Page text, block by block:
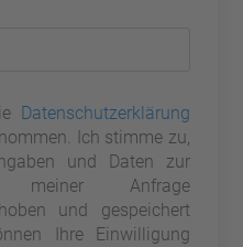
Datenschutzerklärung
Ich stimme zu,
und Daten zur
meiner Anfrage
und gespeichert
Ihre Einwilligung